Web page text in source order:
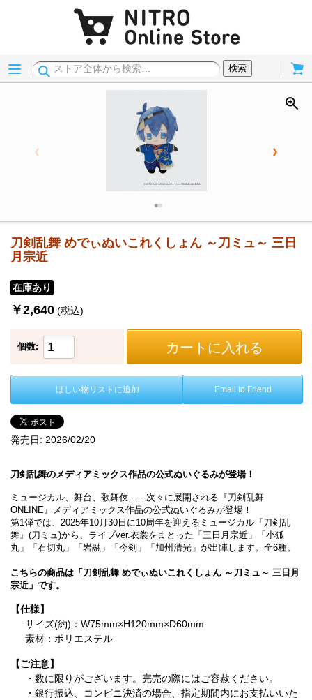
Menu
検索
刀剣乱舞 めでぃぬいこれくしょん ～刀ミュ～ 三日
月宗近
在庫あり
￥2,640 (税込)
個数: カートに入れる
ほしい物リストに追加 Email to Friend
発売日: 2026/02/20
刀剣乱舞のメディアミックス作品の公式ぬいぐるみが登場！
ミュージカル、舞台、歌舞伎……次々に展開される『刀剣乱舞
ONLINE』メディアミックス作品の公式ぬいぐるみが登場！
第1弾では、2025年10月30日に10周年を迎えるミュージカル『刀剣乱
舞』(刀ミュ)から、ライブver.衣裳をまとった「三日月宗近」「小狐
丸」「石切丸」「岩融」「今剣」「加州清光」が出陣します。全6種。
こちらの商品は「刀剣乱舞 めでぃぬいこれくしょん ～刀ミュ～ 三日月
宗近」です。
【仕様】
サイズ(約)：W75mm×H120mm×D60mm
素材：ポリエステル
【ご注意】
・数に限りがございます。完売の際にはご容赦ください。
・銀行振込、コンビニ決済の場合、指定期間内にお支払いいた